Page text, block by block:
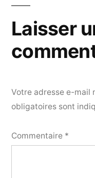
Laisser
Votre adresse e-mail
obligatoires sont
Commentaire *